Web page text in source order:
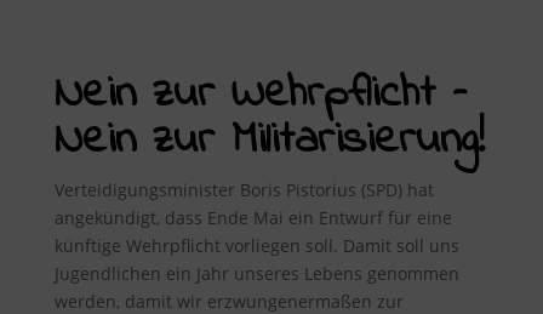
Nein zur Wehrpflicht –
Nein zur Militarisierung!
Verteidigungsminister Boris Pistorius (SPD) hat
angekündigt, dass Ende Mai ein Entwurf für eine
künftige Wehrpflicht vorliegen soll. Damit soll uns
Jugendlichen ein Jahr unseres Lebens genommen
werden, damit wir erzwungenermaßen zur